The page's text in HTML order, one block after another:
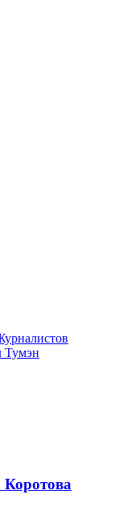
Тумэн